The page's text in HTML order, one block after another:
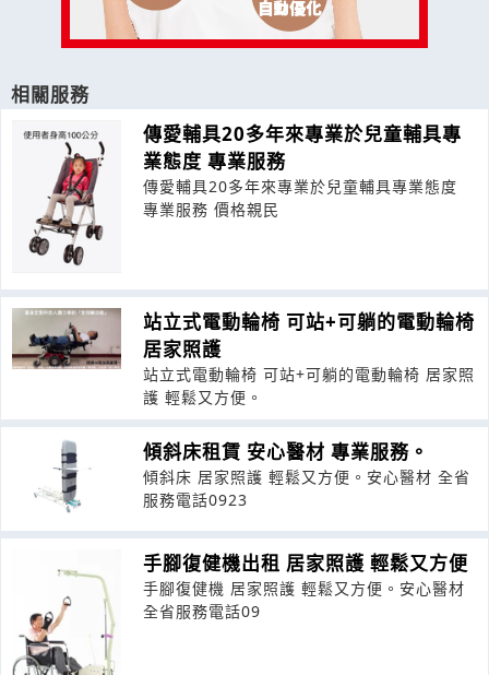
相關服務
傳愛輔具20多年來專業於兒童輔具專
業態度 專業服務
傳愛輔具20多年來專業於兒童輔具專業態度
專業服務 價格親民
站立式電動輪椅 可站+可躺的電動輪椅
居家照護
站立式電動輪椅 可站+可躺的電動輪椅 居家照
護 輕鬆又方便。
傾斜床租賃 安心醫材 專業服務。
傾斜床 居家照護 輕鬆又方便。安心醫材 全省
服務電話0923
手腳復健機出租 居家照護 輕鬆又方便
手腳復健機 居家照護 輕鬆又方便。安心醫材
全省服務電話09